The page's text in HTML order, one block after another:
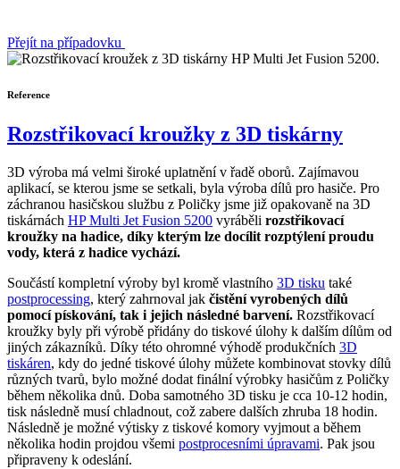
Přejít na případovku
Reference
Rozstřikovací kroužky z 3D tiskárny
3D výroba má velmi široké uplatnění v řadě oborů. Zajímavou
aplikací, se kterou jsme se setkali, byla výroba dílů pro hasiče. Pro
záchranou hasičskou službu z Poličky jsme již opakovaně na 3D
tiskárnách HP Multi Jet Fusion 5200 vyráběli rozstřikovací
kroužky na hadice, díky kterým lze docílit rozptýlení proudu
vody, která z hadice vychází.
Součástí kompletní výroby byl kromě vlastního 3D tisku také
postprocessing, který zahrnoval jak čistění vyrobených dílů
pomocí pískování, tak i jejich následné barvení. Rozstřikovací
kroužky byly při výrobě přidány do tiskové úlohy k dalším dílům od
jiných zákazníků. Díky této ohromné výhodě produkčních 3D
tiskáren, kdy do jedné tiskové úlohy můžete kombinovat stovky dílů
různých tvarů, bylo možné dodat finální výrobky hasičům z Poličky
během několika dnů. Doba samotného 3D tisku je cca 10-12 hodin,
tisk následně musí chladnout, což zabere dalších zhruba 18 hodin.
Následně je možné výtisky z tiskové komory vyjmout a během
několika hodin projdou všemi postprocesními úpravami. Pak jsou
připraveny k odeslání.